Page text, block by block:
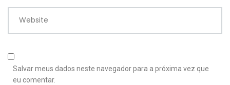
Website
Salvar meus dados neste navegador para a próxima vez que
eu comentar.